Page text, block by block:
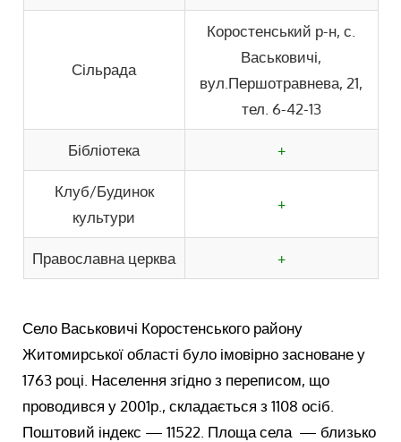
Сільрада
Коростенський р-н, с.
Васьковичі,
вул.Першотравнева, 21,
тел. 6-42-13
Бібліотека +
Клуб/Будинок
культури
+
Православна церква +
Село Васьковичі Коростенського району
Житомирської області було імовірно засноване у
1763 році. Населення згідно з переписом, що
проводився у 2001р., складається з 1108 осіб.
Поштовий індекс — 11522. Площа села — близько